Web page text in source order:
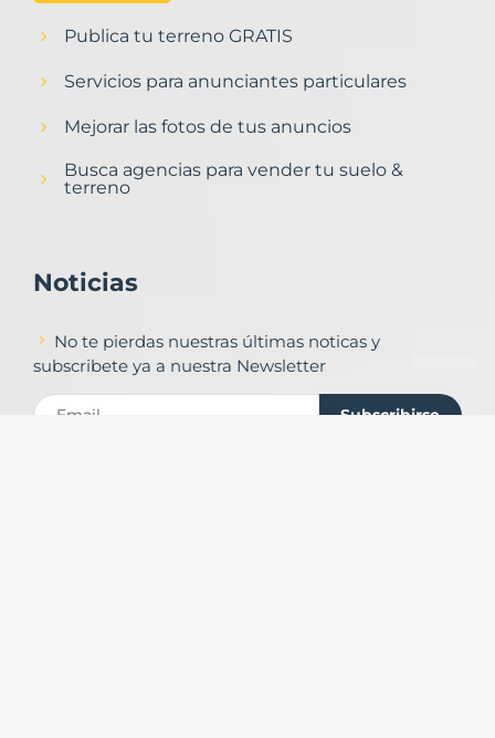
Publica tu terreno GRATIS
Servicios para anunciantes particulares
Mejorar las fotos de tus anuncios
Busca agencias para vender tu suelo &
terreno
Noticias
No te pierdas nuestras últimas noticas y
subscribete ya a nuestra Newsletter
Subscribirse